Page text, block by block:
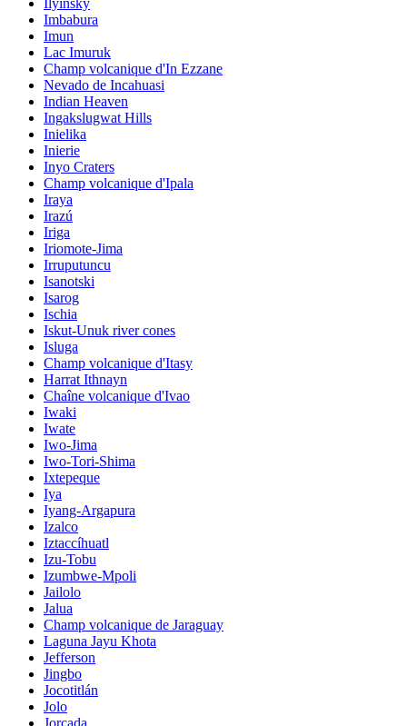
Imbabura
Imun
Lac Imuruk
Champ volcanique d'In Ezzane
Nevado de Incahuasi
Indian Heaven
Ingakslugwat Hills
Inielika
Inierie
Inyo Craters
Champ volcanique d'Ipala
Iraya
Irazú
Iriga
Iriomote-Jima
Irruputuncu
Isanotski
Isarog
Ischia
Iskut-Unuk river cones
Isluga
Champ volcanique d'Itasy
Harrat Ithnayn
Chaîne volcanique d'Ivao
Iwaki
Iwate
Iwo-Jima
Iwo-Tori-Shima
Ixtepeque
Iya
Iyang-Argapura
Izalco
Iztaccíhuatl
Izu-Tobu
Izumbwe-Mpoli
Jailolo
Jalua
Champ volcanique de Jaraguay
Laguna Jayu Khota
Jefferson
Jingbo
Jocotitlán
Jolo
Jorcada